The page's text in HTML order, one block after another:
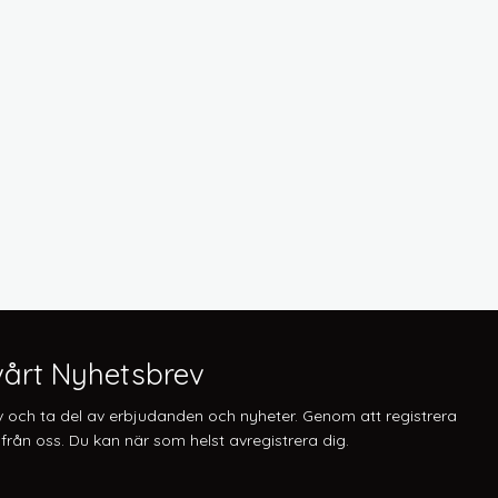
Nyhetsbrev
ta del av erbjudanden och nyheter. Genom att registrera
oss. Du kan när som helst avregistrera dig.